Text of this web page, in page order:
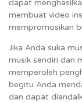
dapat
membuat video
mempromosikan
Jika Anda suka
musik sendiri dan
memperoleh
begitu Anda
dan dapat